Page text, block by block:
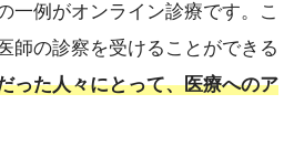
一例がオンライン診療です。こ
師の診察を受けることができる
った人々にとって、医療へのア